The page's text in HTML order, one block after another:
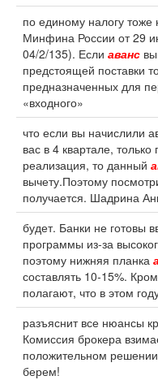
по единому налогу
Минфина России от 29
04/2/135). Если аванс
предстоящей поставки
предназначенных для
«входного»
что если вы начислили
вас в 4 квартале,
реализация, то данный
вычету.Поэтому
получается. Шадрина
будет. Банки не готовы
программы из-за
поэтому нижняя планка
составлять 10-15%.
полагают, что в этом
разъяснит все нюансы
Комиссия брокера
положительном
берем!